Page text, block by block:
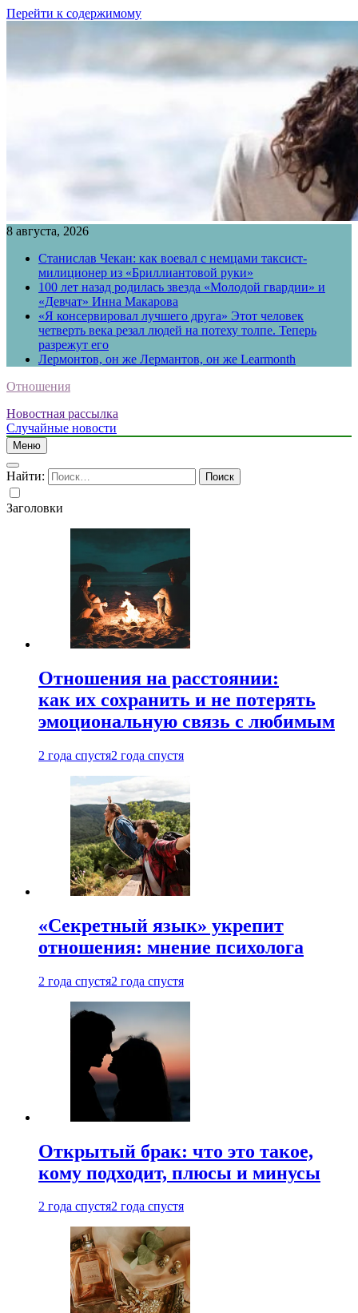
Перейти к содержимому
8 августа, 2026
Станислав Чекан: как воевал с немцами таксист-
милиционер из «Бриллиантовой руки»
100 лет назад родилась звезда «Молодой гвардии» и
«Девчат» Инна Макарова
«Я консервировал лучшего друга» Этот человек
четверть века резал людей на потеху толпе. Теперь
разрежут его
Лермонтов, он же Лермантов, он же Learmonth
Отношения
Новостная рассылка
Случайные новости
Меню
Найти:
Заголовки
Отношения на расстоянии:
как их сохранить и не потерять
эмоциональную связь с любимым
2 года спустя2 года спустя
«Секретный язык» укрепит
отношения: мнение психолога
2 года спустя2 года спустя
Открытый брак: что это такое,
кому подходит, плюсы и минусы
2 года спустя2 года спустя